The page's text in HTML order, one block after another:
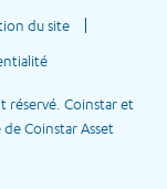
du site
réservé. Coinstar et
Coinstar Asset